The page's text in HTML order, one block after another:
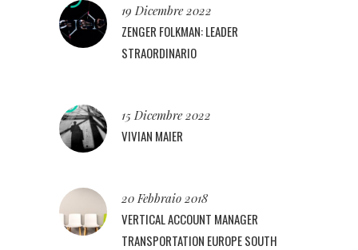
19 Dicembre 2022
ZENGER FOLKMAN: LEADER
STRAORDINARIO
15 Dicembre 2022
VIVIAN MAIER
20 Febbraio 2018
VERTICAL ACCOUNT MANAGER
TRANSPORTATION EUROPE SOUTH